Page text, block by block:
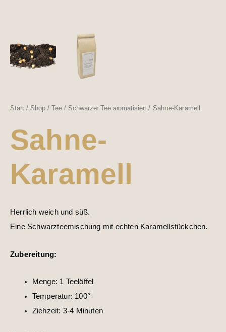
Start/ Shop/Tee/ Schwarzer Tee aromatisiert / Sahne-Karamell
Sahne-
Karamell
Herrlich weich und süß.
Eine Schwarzteemischung mit echten Karamellstückchen.
Zubereitung:
Menge: 1 Teelöffel
Temperatur: 100°
Ziehzeit: 3-4 Minuten